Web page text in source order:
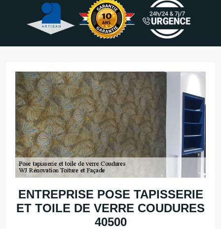
ENTREPRISE POSE TAPISSERIE
ET TOILE DE VERRE COUDURES
40500